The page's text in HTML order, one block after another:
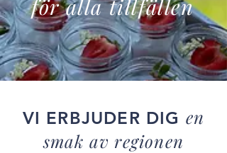
för alla tillfällen
VI ERBJUDER DIG en
smak av regionen